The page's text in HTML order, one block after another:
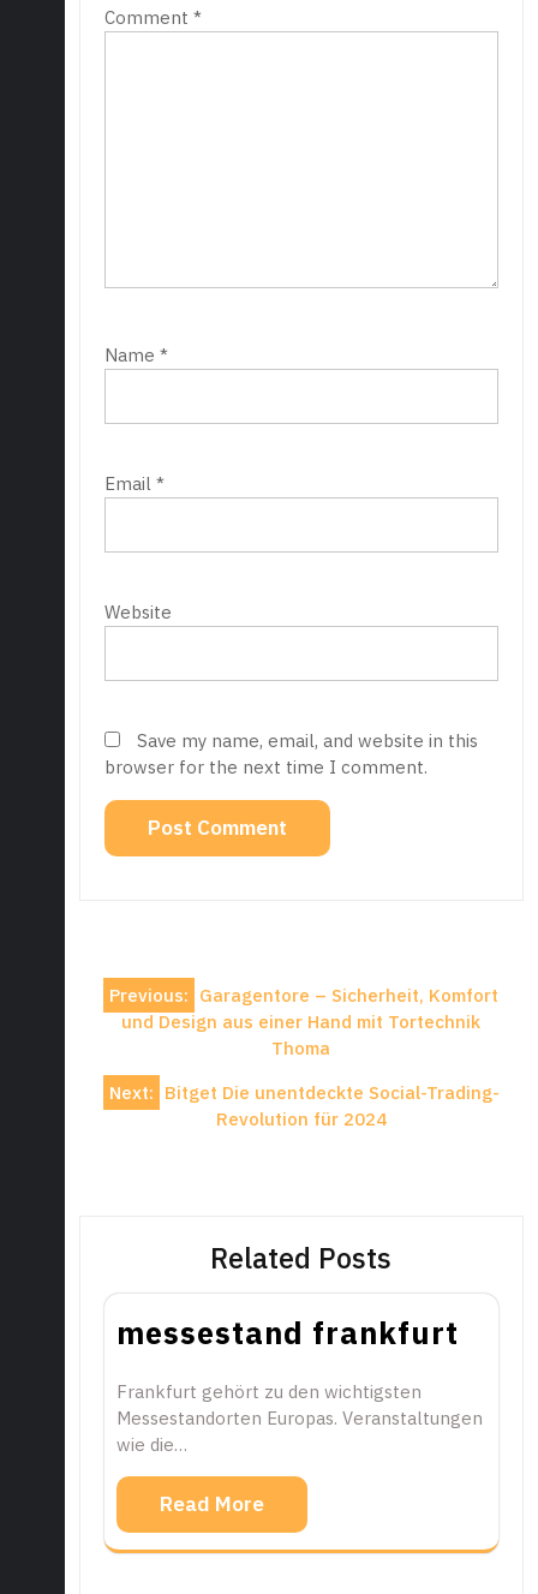
Comment *
Name *
Email *
Website
Save my name, email, and website in this
browser for the next time I comment.
Post
navigation
Previous: Garagentore – Sicherheit, Komfort
und Design aus einer Hand mit Tortechnik
Thoma
Next: Bitget Die unentdeckte Social-Trading-
Revolution für 2024
Related Posts
messestand frankfurt
Frankfurt gehört zu den wichtigsten
Messestandorten Europas. Veranstaltungen
wie die…
Read More